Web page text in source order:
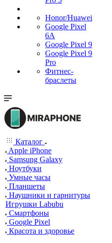
Honor/Huawei
Google Pixel
6A
Google Pixel 9
Google Pixel 9
Pro
Фитнес-
браслеты
Каталог
Apple iPhone
Samsung Galaxy
Ноутбуки
Умные часы
Планшеты
Наушники и гарнитуры
Игрушки Labubu
Смартфоны
Google Pixel
Красота и здоровье